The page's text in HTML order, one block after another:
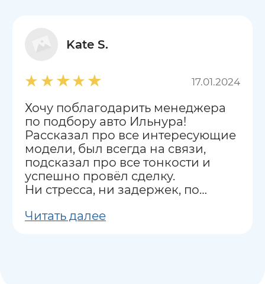
Kate S.
17.01.2024
Хочу поблагодарить менеджера
по подбору авто Ильнура!
Рассказал про все интересующие
модели, был всегда на связи,
подсказал про все тонкости и
успешно провёл сделку.
Ни стресса, ни задержек, по
аналогичными компаниями.
Читать далее